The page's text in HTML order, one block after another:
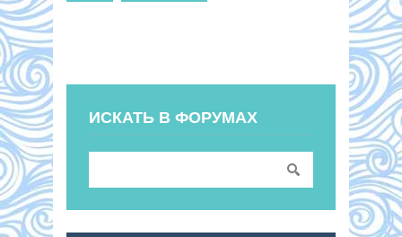
ИСКАТЬ В ФОРУМАХ